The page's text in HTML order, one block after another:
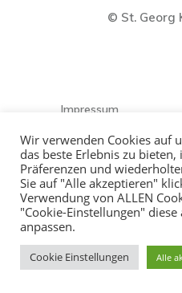
© St. Georg
Impressum
Wir verwenden Cookies auf
das beste Erlebnis zu
Präferenzen und
Sie auf "Alle akzeptieren"
Verwendung von ALLEN
"Cookie-Einstellungen"
anpassen.
Cookie Einstellungen Alle